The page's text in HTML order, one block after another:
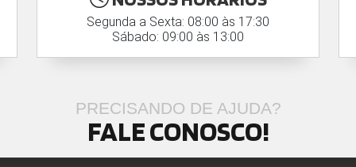
Segunda a Sexta: 08:00 às 17:30
Sábado: 09:00 às 13:00
PRECISANDO DE AJUDA?
FALE CONOSCO!